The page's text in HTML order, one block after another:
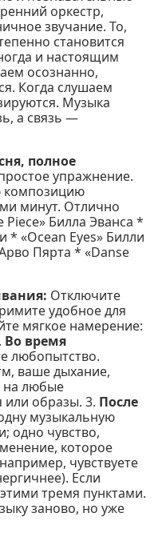
оркестр,
звучание. То,
становится
и настоящим
осознанно,
Когда слушаем
Музыка
а связь —
полное
упражнение.
композицию
минут. Отлично
Piece» Билла Эванса *
* «Ocean Eyes» Билли
Пярта * «Danse
Отключите
удобное для
мягкое намерение:
Во время
любопытство.
ваше дыхание,
на любые
образы. 3. После
музыкальную
одно чувство,
которое
чувствуете
Если
тремя пунктами.
заново, но уже